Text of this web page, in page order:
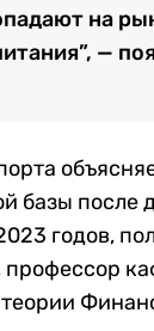
на
—
базы после
годов,
профессор